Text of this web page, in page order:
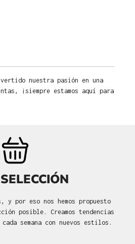
nuestra pasión en una
¡siempre estamos aquí para
y por eso nos hemos propuesto
posible. Creamos tendencias
semana con nuevos estilos.